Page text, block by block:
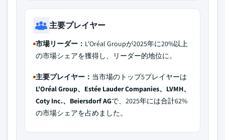
主要プレイヤー
市場リーダー： L'Oréal Groupが2025年に20%以上
の市場シェアを獲得し、リーダー的地位に。
主要プレイヤー： 当市場のトップ5プレイヤーは
L'Oréal Group、Estée Lauder Companies、LVMH、
Coty Inc.、Beiersdorf AGで、2025年には合計62%
の市場シェアを占めました。